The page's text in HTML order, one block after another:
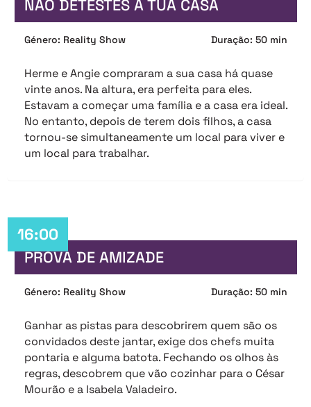
NÃO DETESTES A TUA CASA
Género: Reality Show Duração: 50 min
Herme e Angie compraram a sua casa há quase
vinte anos. Na altura, era perfeita para eles.
Estavam a começar uma família e a casa era ideal.
No entanto, depois de terem dois filhos, a casa
tornou-se simultaneamente um local para viver e
um local para trabalhar.
16:00
PROVA DE AMIZADE
Género: Reality Show Duração: 50 min
Ganhar as pistas para descobrirem quem são os
convidados deste jantar, exige dos chefs muita
pontaria e alguma batota. Fechando os olhos às
regras, descobrem que vão cozinhar para o César
Mourão e a Isabela Valadeiro.